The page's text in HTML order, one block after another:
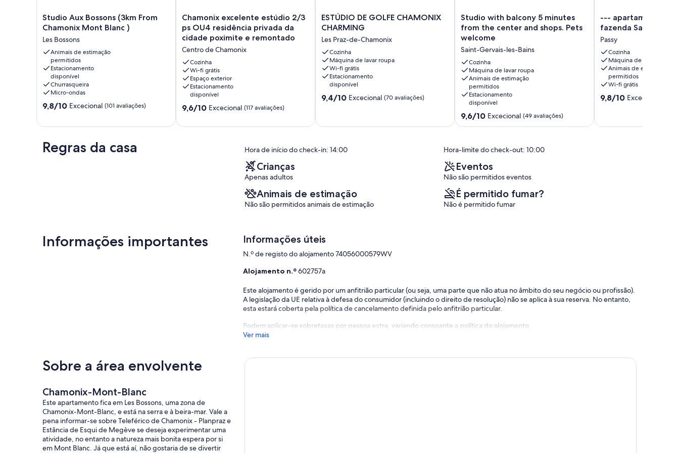
.
Studio
Aux
(3km
From
Chamonix
Mont
Blanc
Bossons
Studio Aux Bossons (3km From
Chamonix Mont Blanc )
Les Bossons
Animais de estimação
permitidos
Estacionamento
disponível
Churrasqueira
Micro-ondas
Pontuação
um
máximo
9,8/10 Excecional (101 avaliações)
Chamonix
excelente
estúdio
ps
OU4
residência
privada
da
cidade
poximite
remontado
Chamonix excelente estúdio 2/3
ps OU4 residência privada da
cidade poximite e remontado
Centro de Chamonix
Cozinha
Wi-fi grátis
Espaço exterior
Estacionamento
disponível
Pontuação
9.6
9,6/10 Excecional (117 avaliações)
ESTÚDIO
DE
CHAMONIX
CHARMING
Les
Praz-
de-
Chamonix
ESTÚDIO DE GOLFE CHAMONIX
CHARMING
Les Praz-de-Chamonix
Cozinha
Máquina de lavar roupa
Wi-fi grátis
Estacionamento
disponível
Pontuação
de
de
9,4/10 Excecional (70 avaliações)
Studio
with
balcony
minutes
from
the
center
and
shops.
Pets
welcome
Saint-
Bains
Studio with balcony 5 minutes
from the center and shops. Pets
welcome
Saint-Gervais-les-Bains
Cozinha
Máquina de lavar roupa
Animais de estimação
permitidos
Estacionamento
disponível
Pontuação
de
um
de
10,
(49
avaliações)
9,6/10 Excecional (49 avaliações)
-
-
apartamento
em
uma
antiga
fazenda
Savoyard
-
--- apartamento em
fazenda Savoyard -
Passy
Cozinha
Máquina de lavar roupa
Animais de estimação
permitidos
Wi-fi grátis
Pontuação
de
9,8/10 Excecional
Regras da casa Hora de início do check-in: 14:00 Hora-limite do check-out: 10:00
Crianças
Apenas adultos
Eventos
Não são permitidos eventos
Animais de estimação
Não são permitidos animais de estimação
É permitido fumar?
Não é permitido fumar
Informações importantes Informações úteis
N.º de registo do alojamento 74056000579WV
Alojamento n.º602757a
Este alojamento é gerido por um anfitrião particular (ou seja, uma parte que não atua no âmbito do seu negócio ou profissão).
A legislação da UE relativa à defesa do consumidor (incluindo o direito de resolução) não se aplica à sua reserva. No entanto,
esta estará coberta pela política de cancelamento definida pelo anfitrião particular.
Podem aplicar-se sobretaxas por pessoa extra, variando consoante a política do alojamento.
Ver mais
Sobre a área envolvente
Chamonix-Mont-Blanc
Este apartamento fica em Les Bossons, uma zona de
Chamonix-Mont-Blanc, e está na serra e à beira-mar. Vale a
pena informar-se sobre Teleférico de Chamonix - Planpraz e
Estância de Esqui de Megève se deseja experimentar uma
atividade, no entanto a natureza mais bonita espera por si
em Mont Blanc. Já que está aí, não gostaria de se divertir